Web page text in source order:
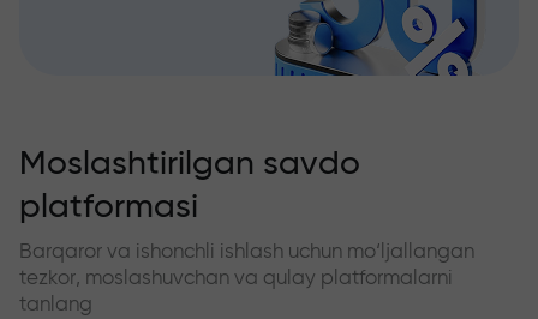
Moslashtirilgan savdo
platformasi
Barqaror va ishonchli ishlash uchun mo‘ljallangan
tezkor, moslashuvchan va qulay platformalarni
tanlang